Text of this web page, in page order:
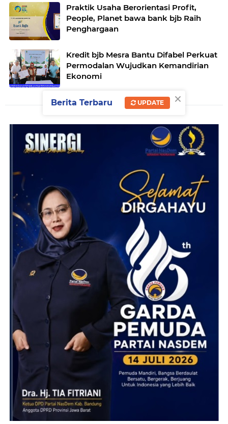
Praktik Usaha Berorientasi Profit,
People, Planet bawa bank bjb Raih
Penghargaan
Kredit bjb Mesra Bantu Difabel Perkuat
Permodalan Wujudkan Kemandirian
Ekonomi
×
Berita Terbaru UPDATE